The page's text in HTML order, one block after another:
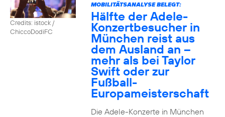
Credits: istock /
ChiccoDodiFC
MOBILITÄTSANALYSE BELEGT:
Hälfte der Adele-
Konzertbesucher in
München reist aus
dem Ausland an –
mehr als bei Taylor
Swift oder zur
Fußball-
Europameisterschaft
Die Adele-Konzerte in München